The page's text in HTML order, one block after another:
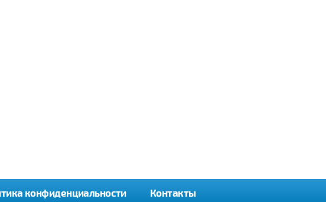
конфиденциальности Контакты